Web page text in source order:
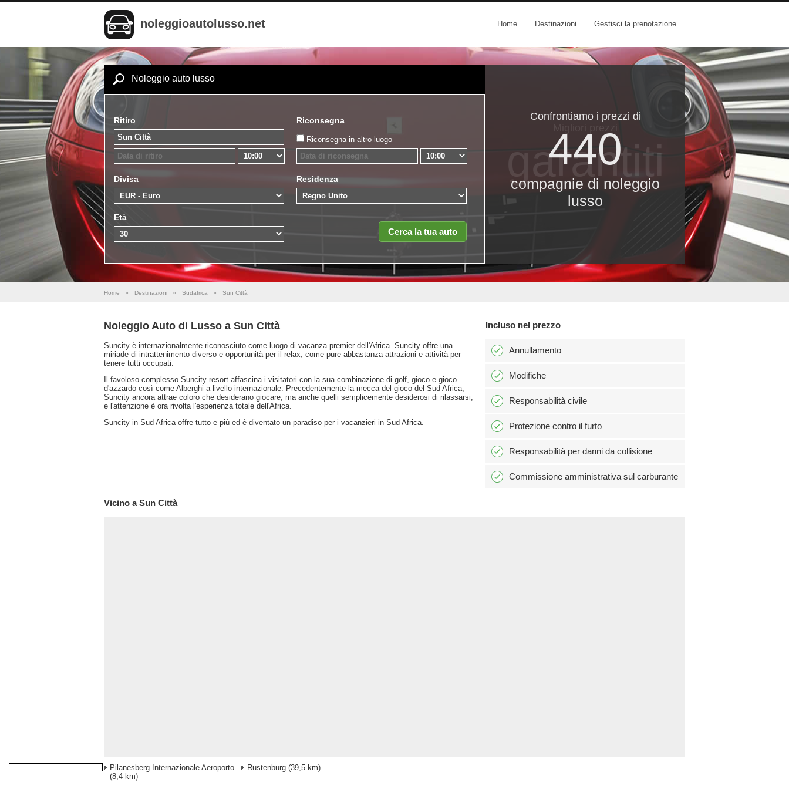
noleggioautolusso.net Home Destinazioni Gestisci la prenotazione
Noleggio auto lusso
Ritiro Riconsegna
Riconsegna in altro luogo
Divisa Residenza
Età
Confrontiamo i prezzi di
440
compagnie di noleggio
lusso
garantiti
Home » Destinazioni » Sudafrica » Sun Città
Noleggio Auto di Lusso a Sun Città
Suncity è internazionalmente riconosciuto come luogo di vacanza premier dell'Africa. Suncity offre una
miriade di intrattenimento diverso e opportunità per il relax, come pure abbastanza attrazioni e attività per
tenere tutti occupati.
Il favoloso complesso Suncity resort affascina i visitatori con la sua combinazione di golf, gioco e gioco
d'azzardo così come Alberghi a livello internazionale. Precedentemente la mecca del gioco del Sud Africa,
Suncity ancora attrae coloro che desiderano giocare, ma anche quelli semplicemente desiderosi di rilassarsi,
e l'attenzione è ora rivolta l'esperienza totale dell'Africa.
Suncity in Sud Africa offre tutto e più ed è diventato un paradiso per i vacanzieri in Sud Africa.
Incluso nel prezzo
Annullamento
Modifiche
Responsabilità civile
Protezione contro il furto
Responsabilità per danni da collisione
Commissione amministrativa sul carburante
Vicino a Sun Città
Pilanesberg Internazionale Aeroporto
(8,4 km)
Rustenburg (39,5 km)